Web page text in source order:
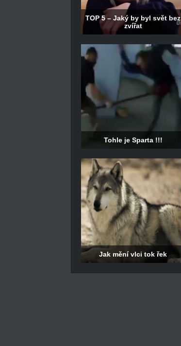
TOP 5 – Jaký by byl svět bez
zvířat
Tohle je Sparta !!!
Jak mění vlci tok řek